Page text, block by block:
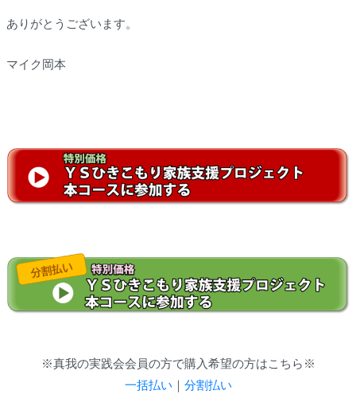
ありがとうございます。
マイク岡本
※真我の実践会会員の方で購入希望の方はこちら※
一括払い ｜ 分割払い